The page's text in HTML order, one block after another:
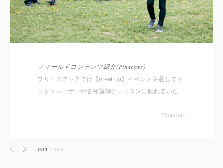
フィールドコンテンツ紹介(Pinscher)
フリーステッチでは【meet up】イベントを通してド
ッグトレーナーや各種講師とレッスンに触れていただ
サージ、犬の気持ち体験 4.ステップアップ：アジリテ
Pinscher
前へ 次へ 001 /006